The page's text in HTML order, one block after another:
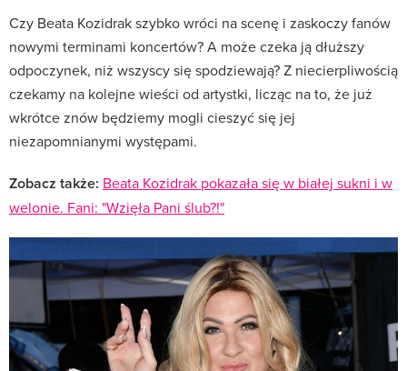
Czy Beata Kozidrak szybko wróci na scenę i zaskoczy fanów
nowymi terminami koncertów? A może czeka ją dłuższy
odpoczynek, niż wszyscy się spodziewają? Z niecierpliwością
czekamy na kolejne wieści od artystki, licząc na to, że już
wkrótce znów będziemy mogli cieszyć się jej
niezapomnianymi występami.
Zobacz także: Beata Kozidrak pokazała się w białej sukni i w
welonie. Fani: "Wzięła Pani ślub?!"